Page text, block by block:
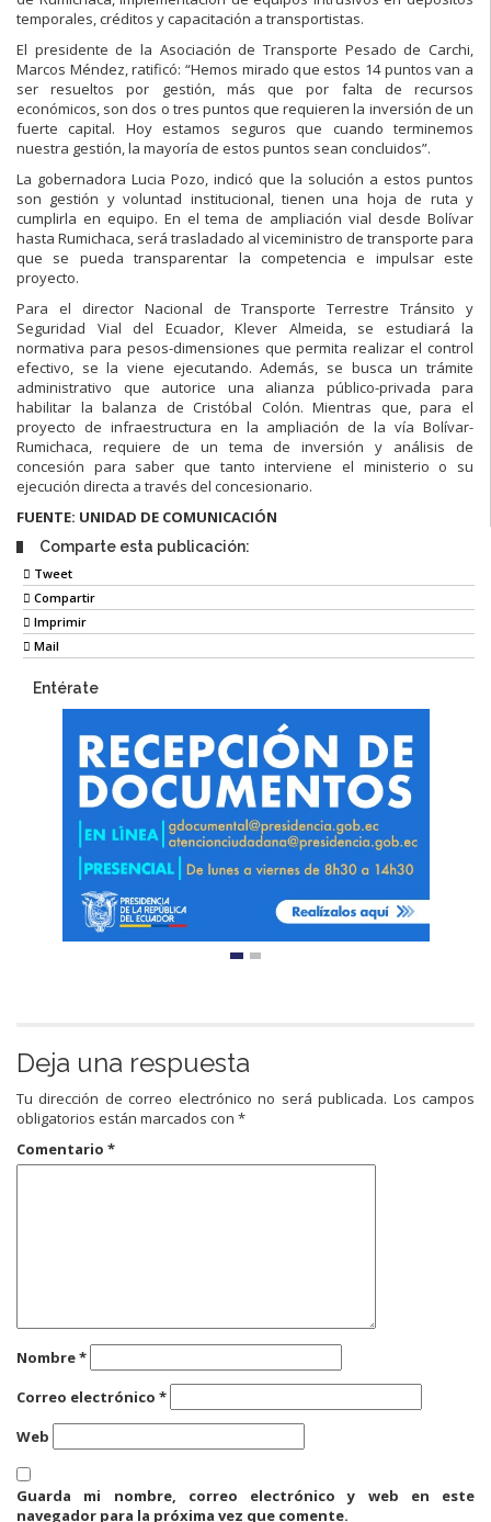
temporales, créditos y capacitación a transportistas.
El presidente de la Asociación de Transporte Pesado de Carchi,
Marcos Méndez, ratificó: “Hemos mirado que estos 14 puntos van a
ser resueltos por gestión, más que por falta de recursos
económicos, son dos o tres puntos que requieren la inversión de un
fuerte capital. Hoy estamos seguros que cuando terminemos
nuestra gestión, la mayoría de estos puntos sean concluidos”.
La gobernadora Lucia Pozo, indicó que la solución a estos puntos
son gestión y voluntad institucional, tienen una hoja de ruta y
cumplirla en equipo. En el tema de ampliación vial desde Bolívar
hasta Rumichaca, será trasladado al viceministro de transporte para
que se pueda transparentar la competencia e impulsar este
proyecto.
Para el director Nacional de Transporte Terrestre Tránsito y
Seguridad Vial del Ecuador, Klever Almeida, se estudiará la
normativa para pesos-dimensiones que permita realizar el control
efectivo, se la viene ejecutando. Además, se busca un trámite
administrativo que autorice una alianza público-privada para
habilitar la balanza de Cristóbal Colón. Mientras que, para el
proyecto de infraestructura en la ampliación de la vía Bolívar-
Rumichaca, requiere de un tema de inversión y análisis de
concesión para saber que tanto interviene el ministerio o su
ejecución directa a través del concesionario.
FUENTE: UNIDAD DE COMUNICACIÓN
Comparte esta publicación:
Tweet
Compartir
Imprimir
Mail
Entérate
Deja una respuesta
Tu dirección de correo electrónico no será publicada. Los campos
obligatorios están marcados con *
Comentario *
Nombre*
Correo electrónico *
Web
Guarda mi nombre, correo electrónico y web en este
navegador para la próxima vez que comente.